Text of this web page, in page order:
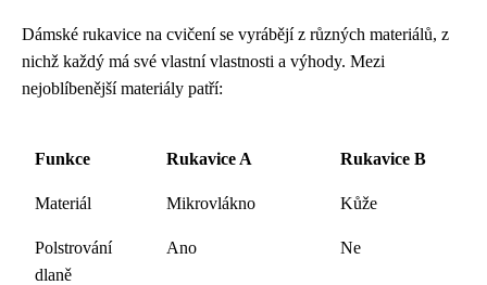
Dámské rukavice na cvičení se vyrábějí z různých materiálů, z
nichž každý má své vlastní vlastnosti a výhody. Mezi
nejoblíbenější materiály patří:
Funkce Rukavice A Rukavice B
Materiál Mikrovlákno Kůže
Polstrování
dlaně
Ano Ne